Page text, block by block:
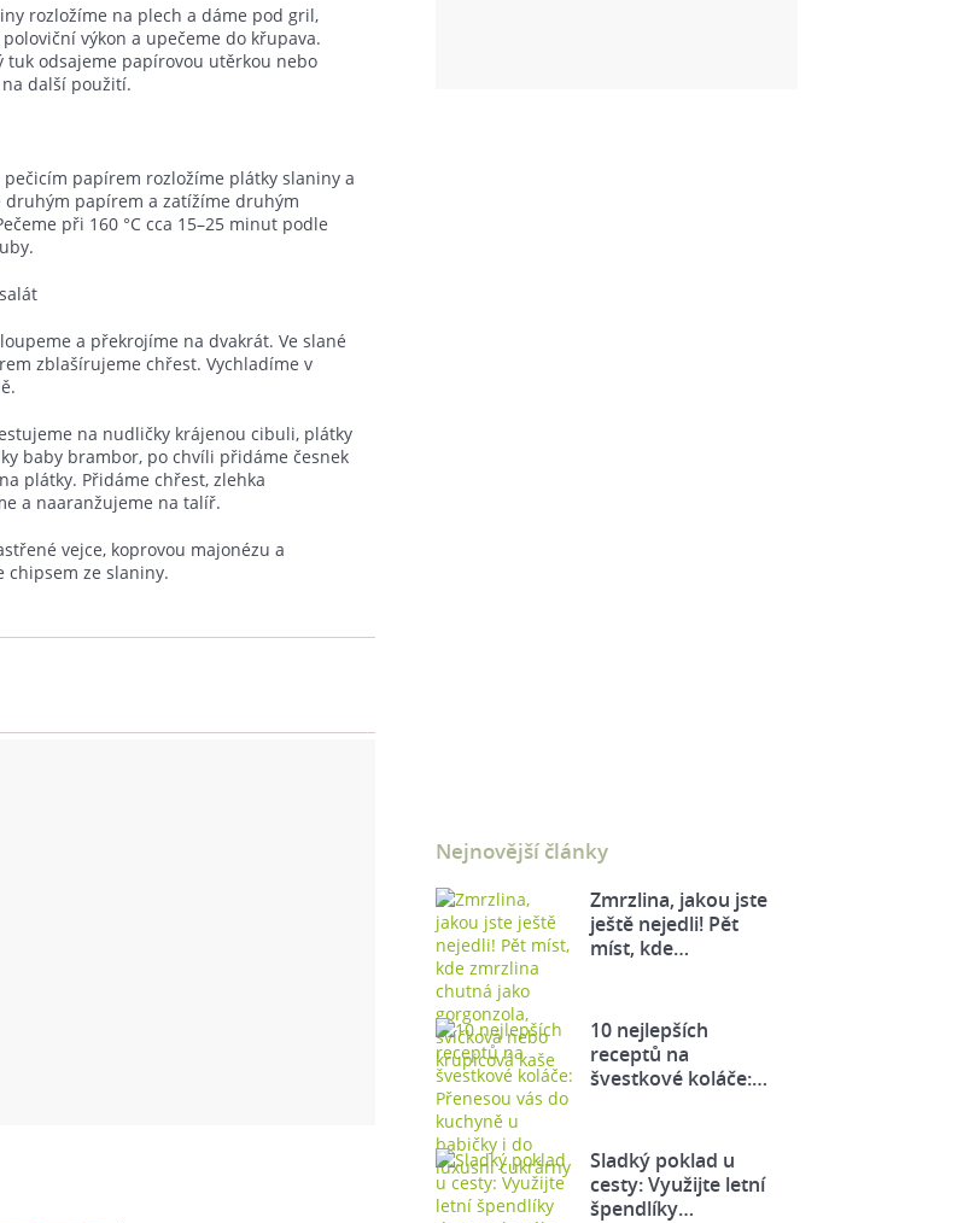
rozložíme na plech a dáme pod gril,
výkon a upečeme do křupava.
tuk odsajeme papírovou utěrkou nebo
další použití.
pečicím papírem rozložíme plátky slaniny a
druhým papírem a zatížíme druhým
při 160 °C cca 15–25 minut podle
a překrojíme na dvakrát. Ve slané
zblašírujeme chřest. Vychladíme v
na nudličky krájenou cibuli, plátky
baby brambor, po chvíli přidáme česnek
plátky. Přidáme chřest, zlehka
a naaranžujeme na talíř.
vejce, koprovou majonézu a
chipsem ze slaniny.
Nejnovější články
Zmrzlina, jakou jste
ještě nejedli! Pět
míst, kde…
10 nejlepších
receptů na
švestkové koláče:…
Sladký poklad u
cesty: Využijte letní
špendlíky…